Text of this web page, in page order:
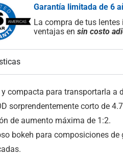
Garantía limitada de 6
La compra de tus
ventajas ensin costo
y compacta para transportarla a
sorprendentemente corto de
de aumento máxima de 1:2.
bokeh para composiciones de